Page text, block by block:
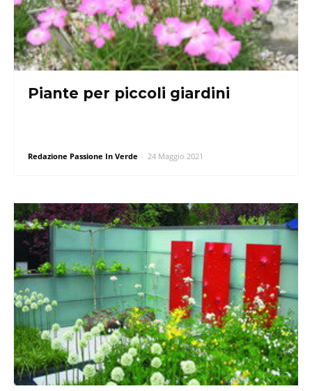
Piante per piccoli giardini
Redazione Passione In Verde - 24 Maggio 2021